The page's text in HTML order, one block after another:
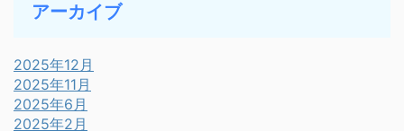
アーカイブ
2025年12月
2025年11月
2025年6月
2025年2月